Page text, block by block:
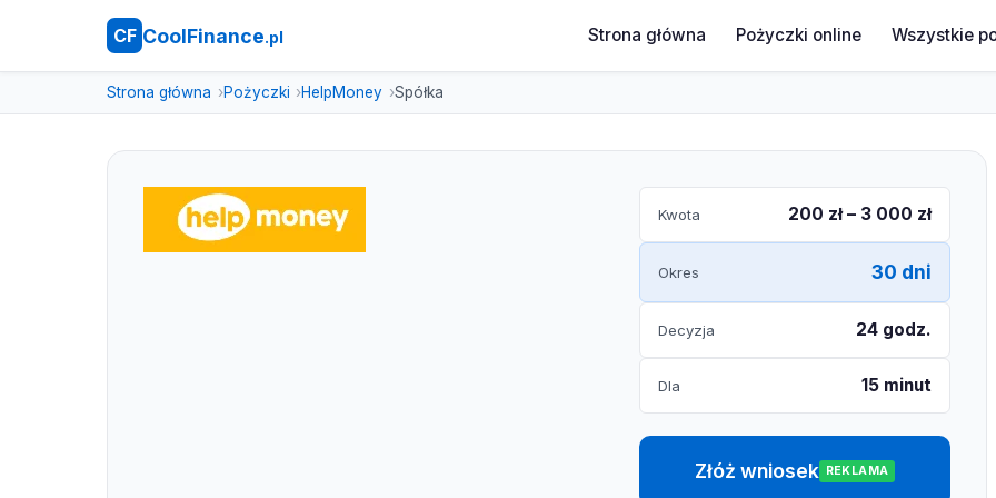
CF CoolFinance.pl Strona główna Pożyczki online Wszystkie
Strona główna Pożyczki HelpMoney Spółka
Kwota 200 zł – 3 000 zł
Okres 30 dni
Decyzja 24 godz.
Dla 15 minut
Złóż wniosek REKLAMA